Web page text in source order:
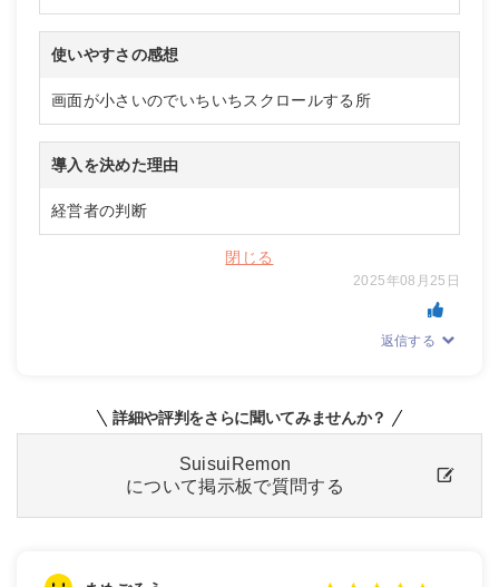
使いやすさの感想
画面が小さいのでいちいちスクロールする所
導入を決めた理由
経営者の判断
閉じる
2025年08月25日
返信する
詳細や評判をさらに聞いてみませんか？
SuisuiRemon
について掲示板で質問する